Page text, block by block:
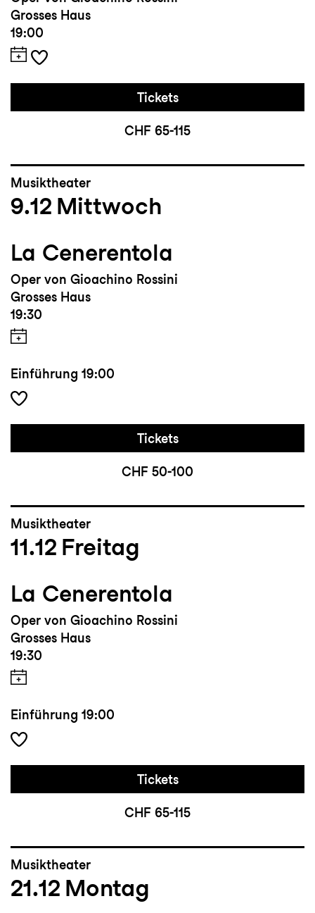
Grosses Haus
19:00
Tickets
CHF 65-115
Musiktheater
9.12 Mittwoch
La Cenerentola
Oper von Gioachino Rossini
Grosses Haus
19:30
Einführung 19:00
Tickets
CHF 50-100
Musiktheater
11.12 Freitag
La Cenerentola
Oper von Gioachino Rossini
Grosses Haus
19:30
Einführung 19:00
Tickets
CHF 65-115
Musiktheater
21.12 Montag